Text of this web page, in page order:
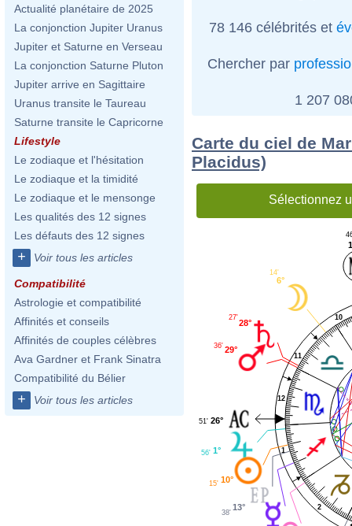
Actualité planétaire de 2025
La conjonction Jupiter Uranus
Jupiter et Saturne en Verseau
La conjonction Saturne Pluton
Jupiter arrive en Sagittaire
Uranus transite le Taureau
Saturne transite le Capricorne
Lifestyle
Le zodiaque et l'hésitation
Le zodiaque et la timidité
Le zodiaque et le mensonge
Les qualités des 12 signes
Les défauts des 12 signes
+ Voir tous les articles
Compatibilité
Astrologie et compatibilité
Affinités et conseils
Affinités de couples célèbres
Ava Gardner et Frank Sinatra
Compatibilité du Bélier
+ Voir tous les articles
78 146 célébrités et
Chercher par
1 207
Carte du ciel de
Placidus)
Sélectionnez
1
2
10
11
12
6°
14'
28°
27'
29°
36'
26°
51'
1°
56'
10°
15'
13°
38'